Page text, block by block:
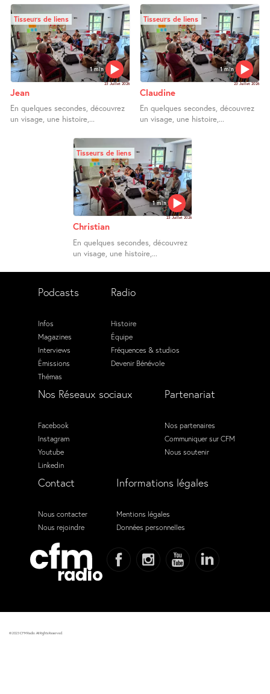
1 min
Tisseurs de liens
23 Juillet 2026
Jean
En quelques secondes, découvrez
un visage, une histoire,...
1 min
Tisseurs de liens
23 Juillet 2026
Claudine
En quelques secondes, découvrez
un visage, une histoire,...
1 min
Tisseurs de liens
23 Juillet 2026
Christian
En quelques secondes, découvrez
un visage, une histoire,...
Podcasts
Infos
Magazines
Interviews
Émissions
Thémas
Radio
Histoire
Équipe
Fréquences & studios
Devenir Bénévole
Nos Réseaux sociaux
Facebook
Instagram
Youtube
Linkedin
Partenariat
Nos partenaires
Communiquer sur CFM
Nous soutenir
Contact
Nous contacter
Nous rejoindre
Informations légales
Mentions légales
Données personnelles
© 2023 CFM Radio. All Rights Reserved.